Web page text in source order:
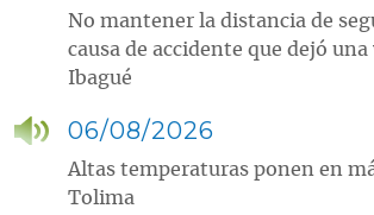
No mantener la distancia de
causa de accidente que dejó
Ibagué
06/08/2026
Altas temperaturas ponen en
Tolima